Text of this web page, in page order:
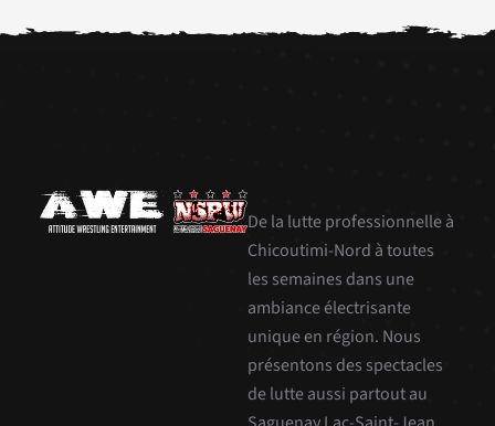
De la lutte professionnelle à
Chicoutimi-Nord à toutes
les semaines dans une
ambiance électrisante
unique en région. Nous
présentons des spectacles
de lutte aussi partout au